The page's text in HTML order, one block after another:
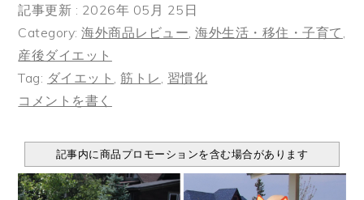
記事更新 : 2026年 05月 25日
Category:海外商品レビュー ,海外生活・移住・子育て
産後ダイエット
Tag: ダイエット ,筋トレ 習慣化
コメントを書く
記事内に商品プロモーションを含む場合があります